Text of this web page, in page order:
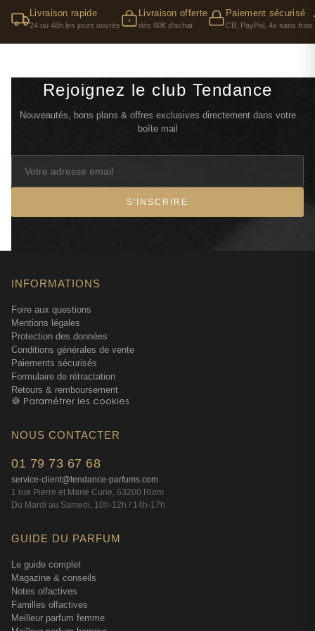
Livraison rapide
24 ou 48h les jours ouvrés
Livraison offerte
dès 60€ d'achat
Paiement sécurisé
CB, PayPal, 4x sans frais
Rejoignez le club Tendance
Nouveautés, bons plans & offres exclusives directement dans votre
boîte mail
S'INSCRIRE
INFORMATIONS
Foire aux questions
Mentions légales
Protection des données
Conditions générales de vente
Paiements sécurisés
Formulaire de rétractation
Retours & remboursement
🍪 Paramétrer les cookies
NOUS CONTACTER
01 79 73 67 68
service-client@tendance-parfums.com
1 rue Pierre et Marie Curie, 63200 Riom
Du Mardi au Samedi, 10h-12h / 14h-17h
GUIDE DU PARFUM
Le guide complet
Magazine & conseils
Notes olfactives
Familles olfactives
Meilleur parfum femme